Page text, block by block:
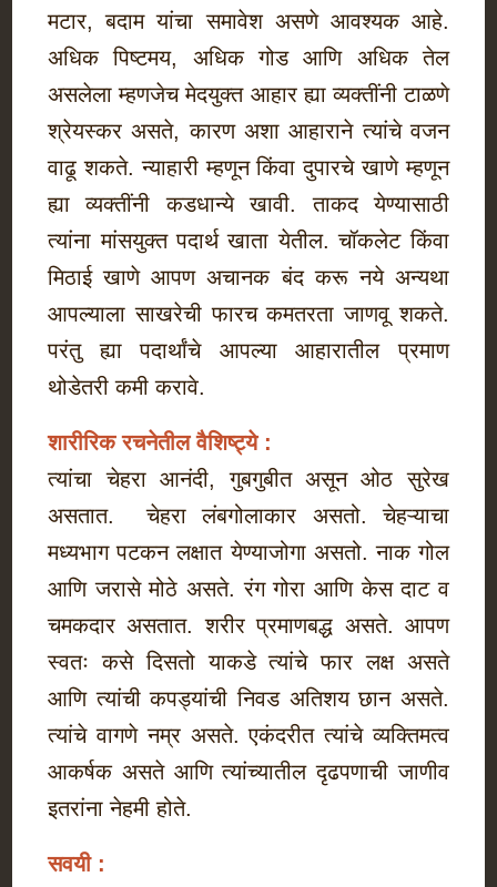
मटार, बदाम यांचा समावेश असणे आवश्यक आहे.
अधिक पिष्टमय, अधिक गोड आणि अधिक तेल
असलेला म्हणजेच मेदयुक्त आहार ह्या व्यक्तींनी टाळणे
श्रेयस्कर असते, कारण अशा आहाराने त्यांचे वजन
वाढू शकते. न्याहारी म्हणून किंवा दुपारचे खाणे म्हणून
ह्या व्यक्तींनी कडधान्ये खावी. ताकद येण्यासाठी
त्यांना मांसयुक्त पदार्थ खाता येतील. चॉकलेट किंवा
मिठाई खाणे आपण अचानक बंद करू नये अन्यथा
आपल्याला साखरेची फारच कमतरता जाणवू शकते.
परंतु ह्या पदार्थांचे आपल्या आहारातील प्रमाण
थोडेतरी कमी करावे.
शारीरिक रचनेतील वैशिष्ट्ये :
त्यांचा चेहरा आनंदी, गुबगुबीत असून ओठ सुरेख
असतात. चेहरा लंबगोलाकार असतो. चेहऱ्याचा
मध्यभाग पटकन लक्षात येण्याजोगा असतो. नाक गोल
आणि जरासे मोठे असते. रंग गोरा आणि केस दाट व
चमकदार असतात. शरीर प्रमाणबद्ध असते. आपण
स्वतः कसे दिसतो याकडे त्यांचे फार लक्ष असते
आणि त्यांची कपड्यांची निवड अतिशय छान असते.
त्यांचे वागणे नम्र असते. एकंदरीत त्यांचे व्यक्तिमत्व
आकर्षक असते आणि त्यांच्यातील दृढपणाची जाणीव
इतरांना नेहमी होते.
सवयी :